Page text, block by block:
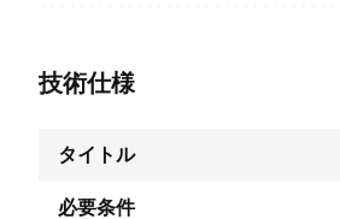
技術仕様
タイトル
必要条件